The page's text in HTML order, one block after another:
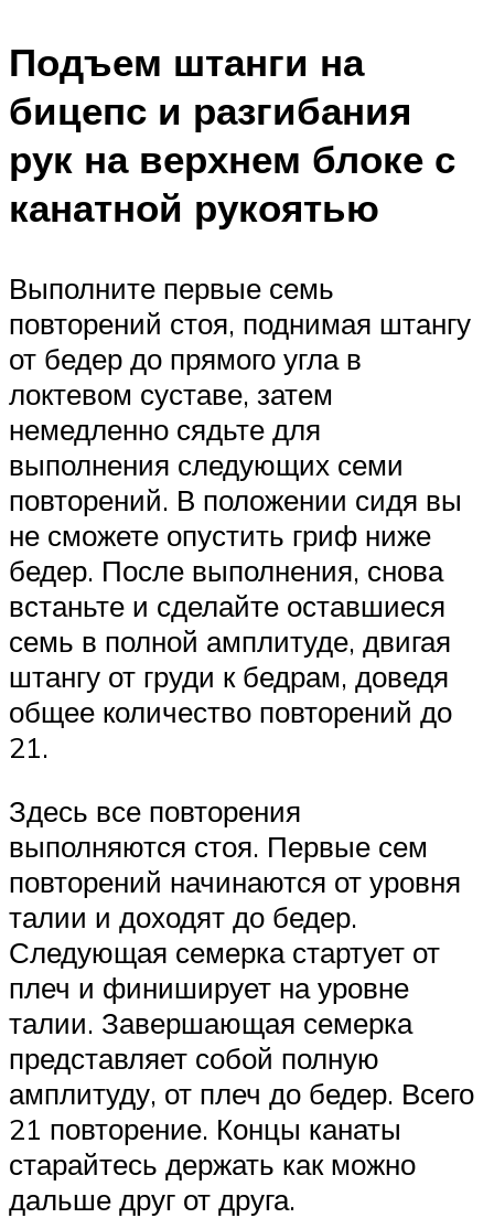
Подъем штанги на
бицепс и разгибания
рук на верхнем блоке с
канатной рукоятью
Выполните первые семь
повторений стоя, поднимая штангу
от бедер до прямого угла в
локтевом суставе, затем
немедленно сядьте для
выполнения следующих семи
повторений. В положении сидя вы
не сможете опустить гриф ниже
бедер. После выполнения, снова
встаньте и сделайте оставшиеся
семь в полной амплитуде, двигая
штангу от груди к бедрам, доведя
общее количество повторений до
21.
Здесь все повторения
выполняются стоя. Первые сем
повторений начинаются от уровня
талии и доходят до бедер.
Следующая семерка стартует от
плеч и финиширует на уровне
талии. Завершающая семерка
представляет собой полную
амплитуду, от плеч до бедер. Всего
21 повторение. Концы канаты
старайтесь держать как можно
дальше друг от друга.